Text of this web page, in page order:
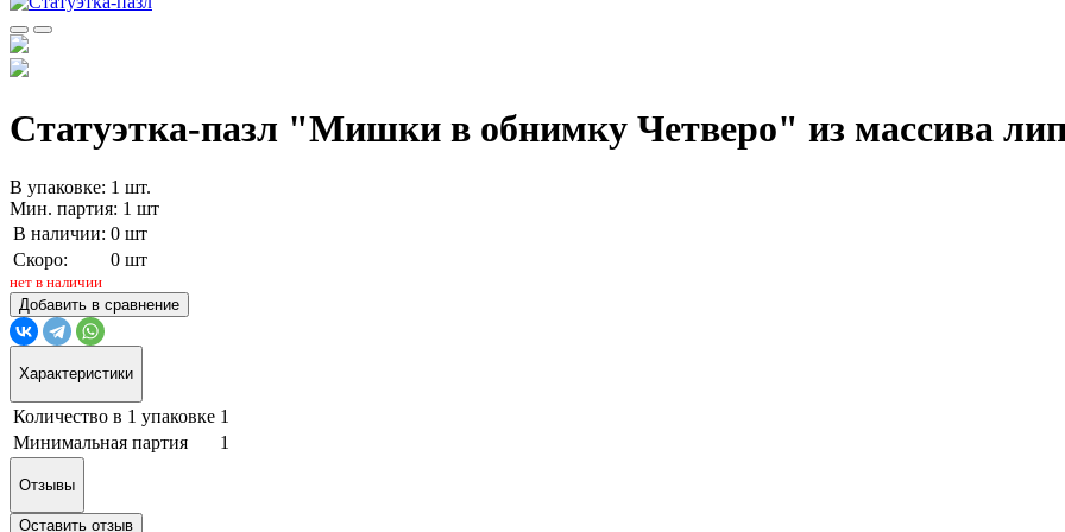
Статуэтка-пазл "Мишки в обнимку Четверо" из массива
В упаковке: 1 шт.
Мин. партия: 1 шт
В наличии: 0 шт
Скоро:
0 шт
нет в наличии
Добавить в сравнение
Характеристики
Количество в 1 упаковке 1
Минимальная партия
1
Отзывы
Оставить отзыв